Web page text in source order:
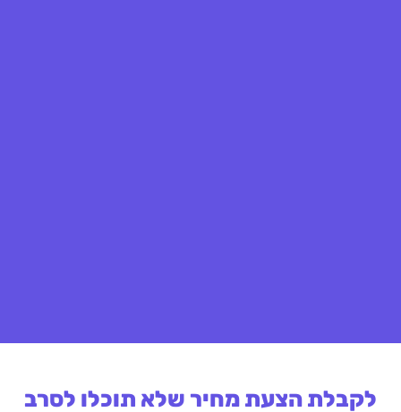
לקבלת הצעת מחיר שלא תוכלו לסרב